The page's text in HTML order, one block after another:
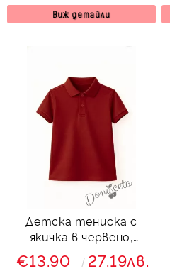
ученическа униформа
Виж детайли
Детска тениска с
якичка в червено,
подходяща за момче
или момиче и за
€13.90 27.19лв.